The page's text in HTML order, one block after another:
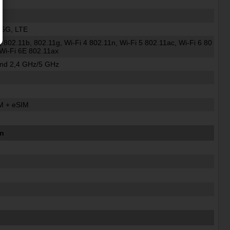
5G, LTE
802.11b, 802.11g, Wi-Fi 4 802.11n, Wi-Fi 5 802.11ac, Wi-Fi 6 80
Fi 6E 802.11ax
2,4 GHz/5 GHz
+ eSIM